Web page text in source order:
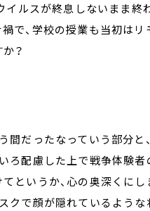
イルスが終息しないまま終
で、学校の授業も当初は
？
間だったなっていう部分
ろ配慮した上で戦争体験
というか、心の奥深くに
クで顔が隠れているよう